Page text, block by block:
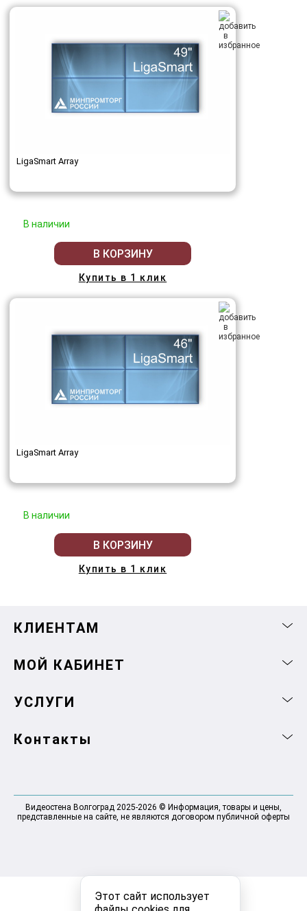
Этот сайт использует
LigaSmart Array
В наличии
В КОРЗИНУ
Купить в 1 клик
LigaSmart Array
В наличии
В КОРЗИНУ
Купить в 1 клик
КЛИЕНТАМ
МОЙ КАБИНЕТ
УСЛУГИ
Контакты
Видеостена Волгоград 2025-2026 © Информация, товары и цены,
представленные на сайте, не являются договором публичной оферты